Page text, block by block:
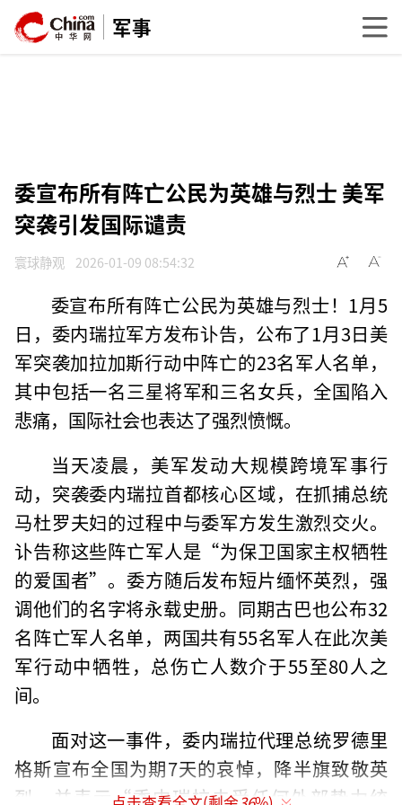
军事
委宣布所有阵亡公民为英雄与烈士 美军
突袭引发国际谴责
寰球静观 2026-01-09 08:54:32
委宣布所有阵亡公民为英雄与烈士！1月5
日，委内瑞拉军方发布讣告，公布了1月3日美
军突袭加拉加斯行动中阵亡的23名军人名单，
其中包括一名三星将军和三名女兵，全国陷入
悲痛，国际社会也表达了强烈愤慨。
当天凌晨，美军发动大规模跨境军事行
动，突袭委内瑞拉首都核心区域，在抓捕总统
马杜罗夫妇的过程中与委军方发生激烈交火。
讣告称这些阵亡军人是“为保卫国家主权牺牲
的爱国者”。委方随后发布短片缅怀英烈，强
调他们的名字将永载史册。同期古巴也公布32
名阵亡军人名单，两国共有55名军人在此次美
军行动中牺牲，总伤亡人数介于55至80人之
间。
面对这一事件，委内瑞拉代理总统罗德里
格斯宣布全国为期7天的哀悼，降半旗致敬英
烈，并表示“委内瑞拉未受任何外部势力统